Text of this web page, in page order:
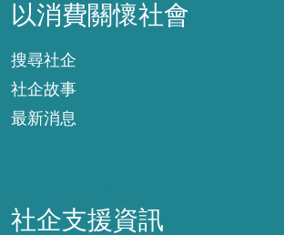
以消費關懷社會
搜尋社企
社企故事
最新消息
社企支援資訊